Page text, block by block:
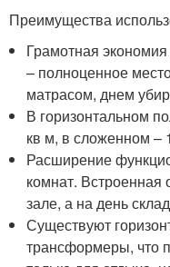
Преимущества
Грамотная
– полноценное
матрасом, днем
В горизонтальном
кв м, в сложенном –
Расширение
комнат. Встроенная
зале, а на день
Существуют
трансформеры, что